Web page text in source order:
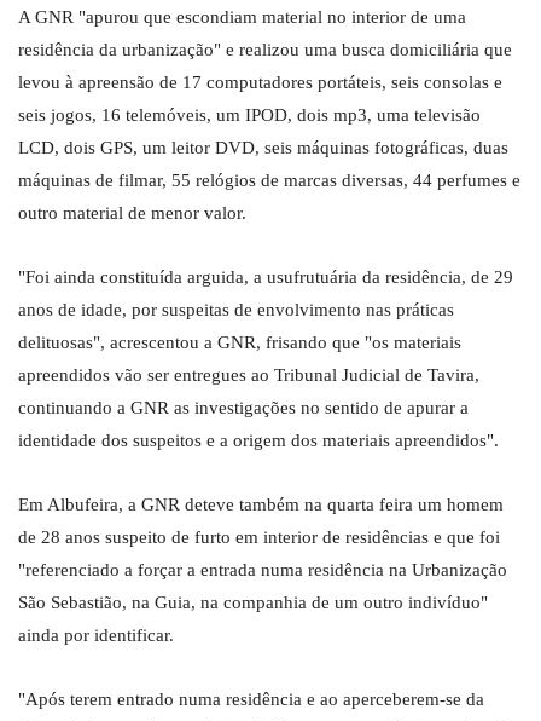
A GNR "apurou que escondiam material no interior de uma
residência da urbanização" e realizou uma busca domiciliária que
levou à apreensão de 17 computadores portáteis, seis consolas e
seis jogos, 16 telemóveis, um IPOD, dois mp3, uma televisão
LCD, dois GPS, um leitor DVD, seis máquinas fotográficas, duas
máquinas de filmar, 55 relógios de marcas diversas, 44 perfumes e
outro material de menor valor.
"Foi ainda constituída arguida, a usufrutuária da residência, de 29
anos de idade, por suspeitas de envolvimento nas práticas
delituosas", acrescentou a GNR, frisando que "os materiais
apreendidos vão ser entregues ao Tribunal Judicial de Tavira,
continuando a GNR as investigações no sentido de apurar a
identidade dos suspeitos e a origem dos materiais apreendidos".
Em Albufeira, a GNR deteve também na quarta feira um homem
de 28 anos suspeito de furto em interior de residências e que foi
"referenciado a forçar a entrada numa residência na Urbanização
São Sebastião, na Guia, na companhia de um outro indivíduo"
ainda por identificar.
"Após terem entrado numa residência e ao aperceberem-se da